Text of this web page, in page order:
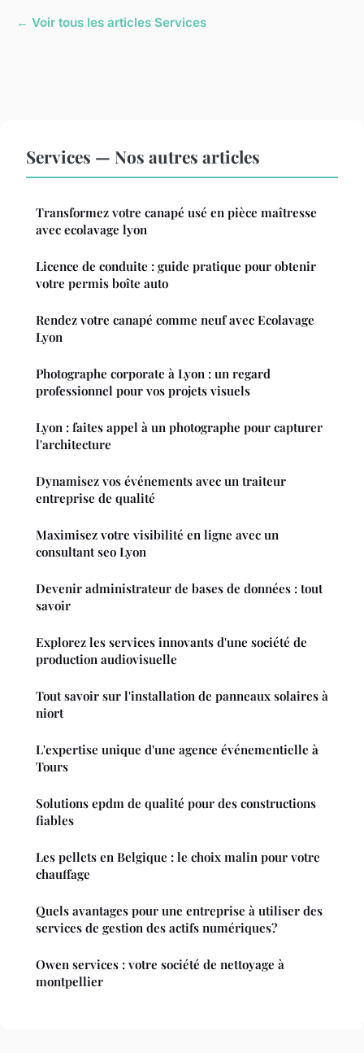
← Voir tous les articles Services
Services — Nos autres articles
Transformez votre canapé usé en pièce maîtresse
avec ecolavage lyon
Licence de conduite : guide pratique pour obtenir
votre permis boîte auto
Rendez votre canapé comme neuf avec Ecolavage
Lyon
Photographe corporate à Lyon : un regard
professionnel pour vos projets visuels
Lyon : faites appel à un photographe pour capturer
l'architecture
Dynamisez vos événements avec un traiteur
entreprise de qualité
Maximisez votre visibilité en ligne avec un
consultant seo Lyon
Devenir administrateur de bases de données : tout
savoir
Explorez les services innovants d'une société de
production audiovisuelle
Tout savoir sur l'installation de panneaux solaires à
niort
L'expertise unique d'une agence événementielle à
Tours
Solutions epdm de qualité pour des constructions
fiables
Les pellets en Belgique : le choix malin pour votre
chauffage
Quels avantages pour une entreprise à utiliser des
services de gestion des actifs numériques?
Owen services : votre société de nettoyage à
montpellier